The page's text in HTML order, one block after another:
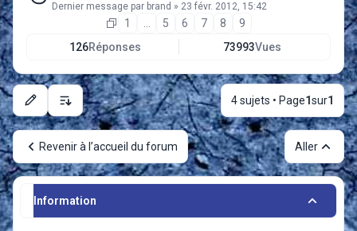
Dernier message par brand » 23 févr. 2012, 15:42
1 5 6 7 8
9
126Réponses 73993Vues
Options d’affichage et de tri
4 sujets • Page1sur1
Revenir à l’accueil du forum Aller
Information